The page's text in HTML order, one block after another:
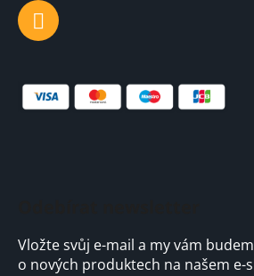
Vložte svůj e-mail a my vám
o nových produktech na našem e-